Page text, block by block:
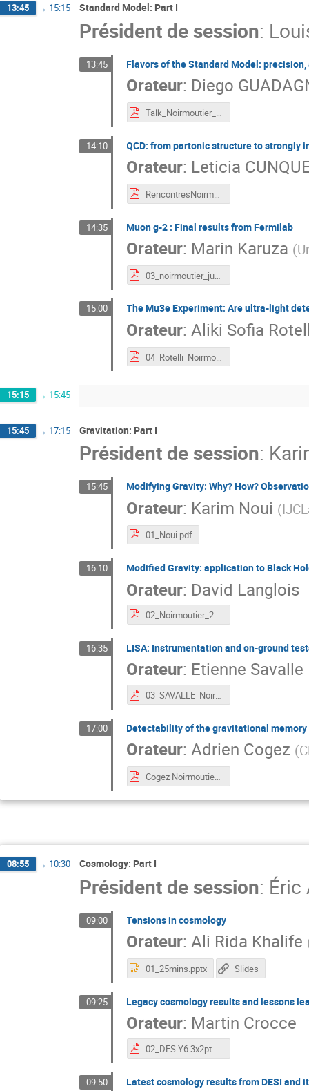
13:45 → 15:15 Standard Model: Part I
Président de session:
13:45 Flavors of the Standard Model:
Orateur: Diego
Talk_Noirmoutier_25min_v3_w_tr.pdf
14:10 QCD: from partonic structure to
Orateur: Leticia
RencontresNoirmoutier.pdf
14:35 Muon g-2 : Final results from Fermilab
Orateur: Marin Karuza (
03_noirmoutier_june_mk_2026.pdf
15:00 The Mu3e Experiment: Are ultra-light
Orateur:Aliki Sofia
04_Rotelli_Noirmoutier_2026.pdf
15:15 → 15:45
15:45 → 17:15 Gravitation: Part I
Président de session:
15:45 Modifying Gravity: Why? How?
Orateur: Karim Noui (
01_Noui.pdf
16:10 Modified Gravity: application to Black
Orateur: David Langlois
02_Noirmoutier_26.pdf
16:35 LISA: Instrumentation and on-ground
Orateur: Etienne Savalle
03_SAVALLE_Noirmoutier_Lite.pdf
17:00 Detectability of the gravitational
Orateur:Adrien Cogez (
Cogez Noirmoutier - memory with LISA_animless.pdf
08:55 → 10:30 Cosmology: Part I
Président de session: Éric
09:00 Tensions in cosmology
Orateur:Ali Rida Khalife
01_25mins.pptx Slides
09:25 Legacy cosmology results and lessons
Orateur: Martin Crocce
02_DES Y6 3x2pt Results Crocce v2.pdf
09:50 Latest cosmology results from DESI